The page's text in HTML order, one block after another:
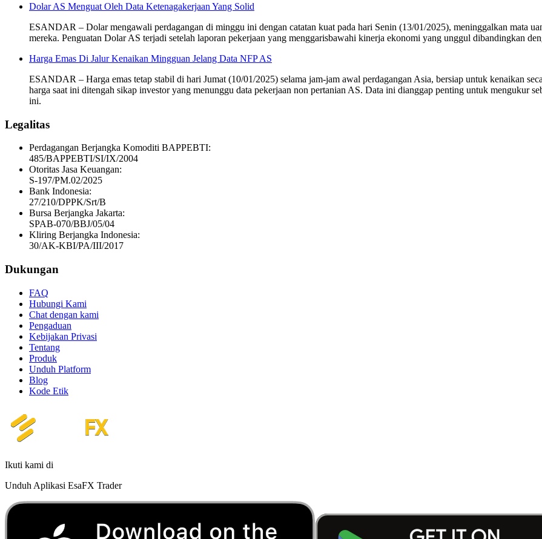
Dolar AS Menguat Oleh Data Ketenagakerjaan Yang Solid
ESANDAR – Dolar mengawali perdagangan di minggu ini dengan catatan kuat pada hari Senin (13/01/2025), meninggalkan mata
mereka. Penguatan Dolar AS terjadi setelah laporan pekerjaan yang menggarisbawahi kinerja ekonomi yang unggul dibandingkan
Harga Emas Di Jalur Kenaikan Mingguan Jelang Data NFP AS
ESANDAR – Harga emas tetap stabil di hari Jumat (10/01/2025) selama jam-jam awal perdagangan Asia, bersiap untuk kenaikan
harga saat ini ditengah sikap investor yang menunggu data pekerjaan non pertanian AS. Data ini dianggap penting untuk mengukur
ini.
Legalitas
Perdagangan Berjangka Komoditi BAPPEBTI:
485/BAPPEBTI/SI/IX/2004
Otoritas Jasa Keuangan:
S-197/PM.02/2025
Bank Indonesia:
27/210/DPPK/Srt/B
Bursa Berjangka Jakarta:
SPAB-070/BBJ/05/04
Kliring Berjangka Indonesia:
30/AK-KBI/PA/III/2017
Dukungan
FAQ
Hubungi Kami
Chat dengan kami
Pengaduan
Kebijakan Privasi
Tentang
Produk
Unduh Platform
Blog
Kode Etik
Ikuti kami di
Unduh Aplikasi EsaFX Trader